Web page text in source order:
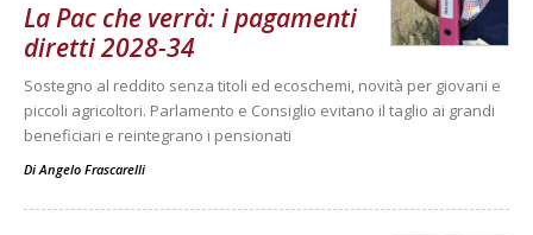
La Pac che verrà: i pagamenti
diretti 2028-34
Sostegno al reddito senza titoli ed ecoschemi, novità per giovani e
piccoli agricoltori. Parlamento e Consiglio evitano il taglio ai grandi
beneficiari e reintegrano i pensionati
DiAngelo Frascarelli